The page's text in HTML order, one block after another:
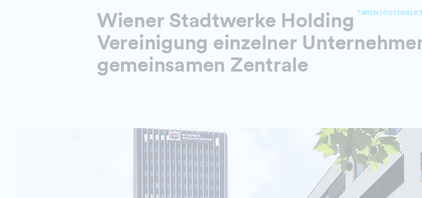
Wiener Stadtwerke Holding * WIEN |
Vereinigung einzelner
gemeinsamen Zentrale